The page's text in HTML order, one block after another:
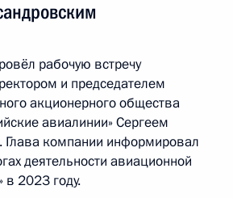
рабочую встречу
и председателем
акционерного общества
авиалинии» Сергеем
Глава компании информировал
деятельности авиационной
в 2023 году.